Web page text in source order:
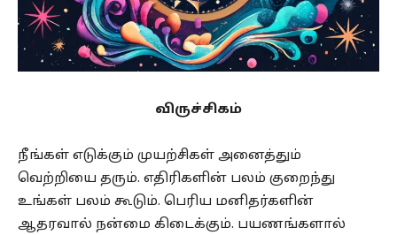
விருச்சிகம்
நீங்கள் எடுக்கும் முயற்சிகள் அனைத்தும்
வெற்றியை தரும். எதிரிகளின் பலம் குறைந்து
உங்கள் பலம் கூடும். பெரிய மனிதர்களின்
ஆதரவால் நன்மை கிடைக்கும். பயணங்களால்